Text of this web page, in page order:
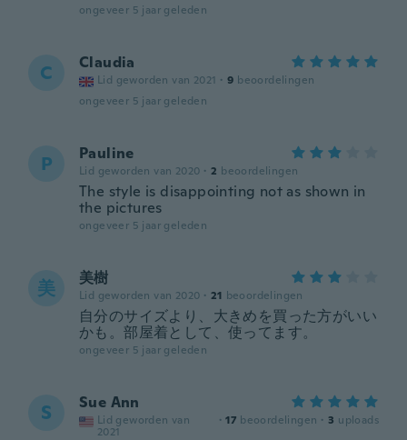
ongeveer 5 jaar geleden
C Claudia
Lid geworden van 2021 · 9 beoordelingen
ongeveer 5 jaar geleden
P Pauline
Lid geworden van 2020 · 2 beoordelingen
The style is disappointing not as shown in
the pictures
ongeveer 5 jaar geleden
美 美樹
Lid geworden van 2020 · 21 beoordelingen
自分のサイズより、大きめを買った方がいい
かも。部屋着として、使ってます。
ongeveer 5 jaar geleden
S Sue Ann
Lid geworden van
2021
· 17 beoordelingen · 3 uploads